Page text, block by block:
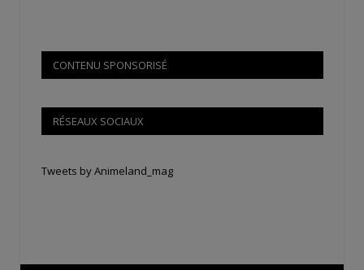
CONTENU SPONSORISÉ
RÉSEAUX SOCIAUX
Tweets by Animeland_mag